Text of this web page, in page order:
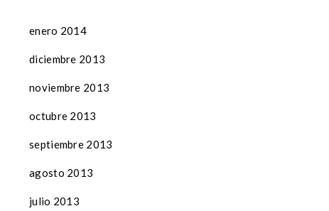
enero 2014
diciembre 2013
noviembre 2013
octubre 2013
septiembre 2013
agosto 2013
julio 2013